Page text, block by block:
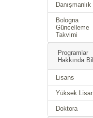
Danışmanlık
Bologna
Güncelleme
Takvimi
Programlar
Hakkında
Lisans
Yüksek
Doktora